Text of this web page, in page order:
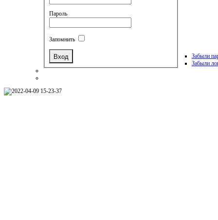
Пароль
Запомнить
Забыли
Забыли